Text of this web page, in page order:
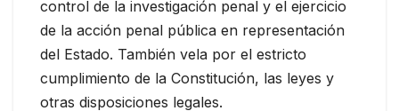
control de la investigación penal y el ejercicio
de la acción penal pública en representación
del Estado. También vela por el estricto
cumplimiento de la Constitución, las leyes y
otras disposiciones legales.